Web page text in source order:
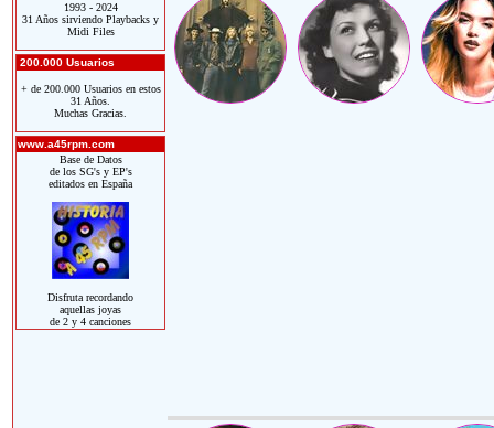
1993 - 2024
31 Años sirviendo Playbacks y
Midi Files
200.000 Usuarios
+ de 200.000 Usuarios en estos
31 Años.
Muchas Gracias.
www.a45rpm.com
Base de Datos
de los SG's y EP's
editados en España
Disfruta recordando
aquellas joyas
de 2 y 4 canciones